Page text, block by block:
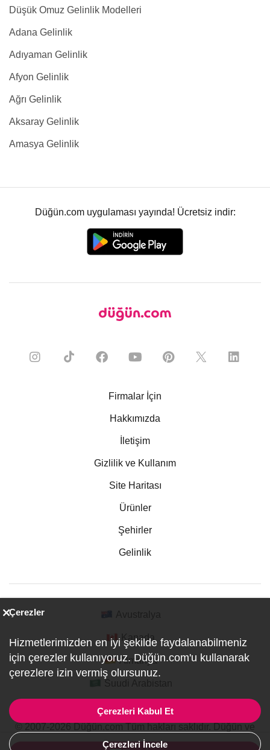
Düşük Omuz Gelinlik Modelleri
Adana Gelinlik
Adıyaman Gelinlik
Afyon Gelinlik
Ağrı Gelinlik
Aksaray Gelinlik
Amasya Gelinlik
Düğün.com uygulaması yayında! Ücretsiz indir:
Firmalar İçin
Hakkımızda
İletişim
Gizlilik ve Kullanım
Site Haritası
Ürünler
Şehirler
Gelinlik
Kanada
Almanya
Özel Etkinlik Online Planlama Sitesi.
Çerezler
Hizmetlerimizden en iyi şekilde faydalanabilmeniz
için çerezler kullanıyoruz. Düğün.com'u kullanarak
çerezlere izin vermiş olursunuz.
Çerezleri Kabul Et
Çerezleri İncele